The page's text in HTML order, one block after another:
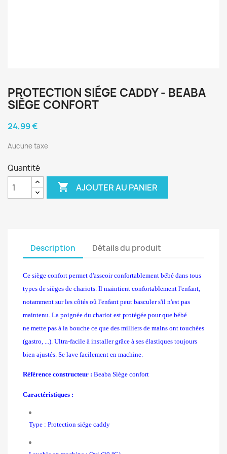
PROTECTION SIÉGE CADDY - BEABA
SIÈGE CONFORT
24,99 €
Aucune taxe
Quantité
 AJOUTER AU PANIER
Description Détails du produit
Ce siège confort permet d'asseoir confortablement bébé dans tous
types de sièges de chariots. Il maintient confortablement l'enfant,
notamment sur les côtés oû l'enfant peut basculer s'il n'est pas
maintenu. La poignée du chariot est protégée pour que bébé
ne mette pas à la bouche ce que des milliers de mains ont touchées
(gastro, ...). Ultra-facile à installer grâce à ses élastiques toujours
bien ajustés. Se lave facilement en machine.
Référence constructeur : Beaba Siège confort
Caractéristiques :
Type : Protection siége caddy